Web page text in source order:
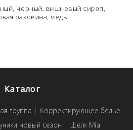
черный, вишневый сироп,
раковина, медь.
Каталог
группа
Корректирующее белье
новый сезон
Шелк Mia